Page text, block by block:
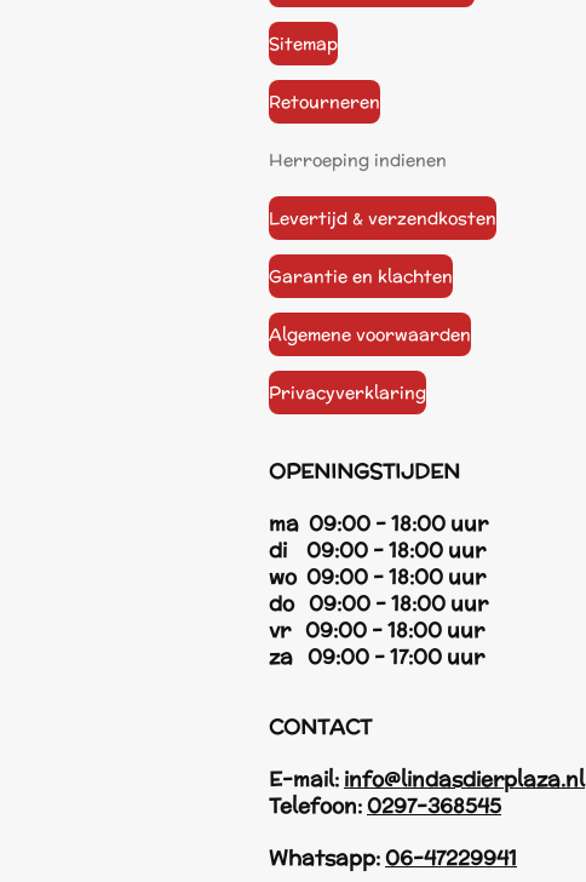
Sitemap
Retourneren
Herroeping indienen
Levertijd & verzendkosten
Garantie en klachten
Algemene voorwaarden
Privacyverklaring
OPENINGSTIJDEN
ma 09:00 - 18:00 uur
di 09:00 - 18:00 uur
wo 09:00 - 18:00 uur
do 09:00 - 18:00 uur
vr 09:00 - 18:00 uur
za 09:00 - 17:00 uur
CONTACT
E-mail: info@lindasdierplaza.nl
Telefoon:0297-368545
Whatsapp:06-47229941